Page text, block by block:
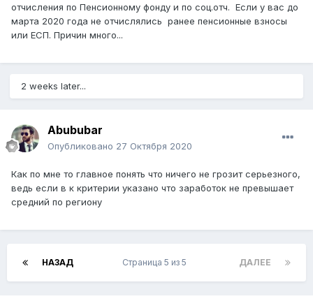
отчисления по Пенсионному фонду и по соц.отч. Если у вас до
марта 2020 года не отчислялись ранее пенсионные взносы
или ЕСП. Причин много...
2 weeks later...
Abububar
Опубликовано 27 Октября 2020
Как по мне то главное понять что ничего не грозит серьезного,
ведь если в к критерии указано что заработок не превышает
средний по региону
НАЗАД ДАЛЕЕ
Страница 5 из 5